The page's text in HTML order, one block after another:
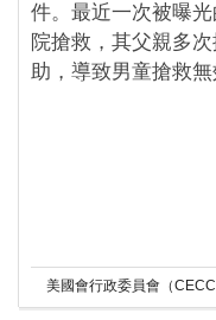
件。最近一次被曝
院搶救，其父親多
助，導致男童搶救無